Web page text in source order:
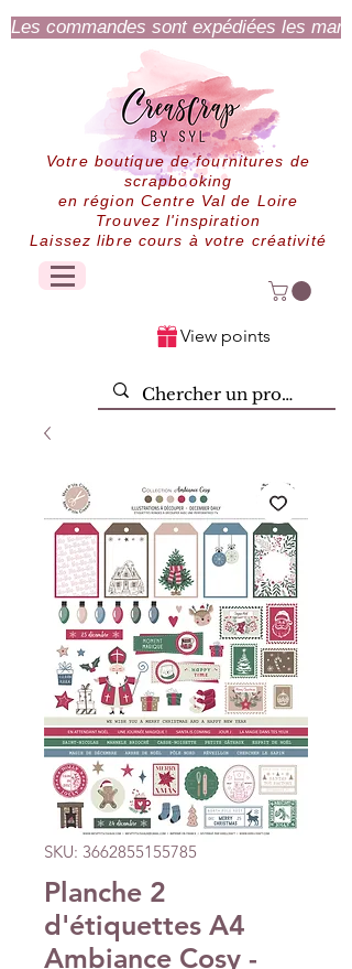
Les commandes sont expédiées les
Votre boutique de fournitures de
scrapbooking
en région Centre Val de Loire
Trouvez l'inspiration
Laissez libre cours à votre créativité
View points
SKU: 3662855155785
Planche 2
d'étiquettes A4
Ambiance Cosy -